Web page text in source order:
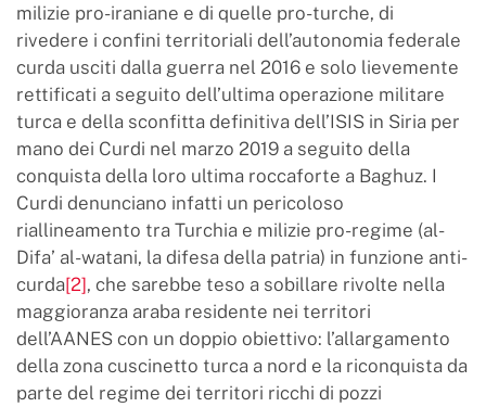
milizie pro-iraniane e di quelle pro-turche, di
rivedere i confini territoriali dell’autonomia federale
curda usciti dalla guerra nel 2016 e solo lievemente
rettificati a seguito dell’ultima operazione militare
turca e della sconfitta definitiva dell’ISIS in Siria per
mano dei Curdi nel marzo 2019 a seguito della
conquista della loro ultima roccaforte a Baghuz. I
Curdi denunciano infatti un pericoloso
riallineamento tra Turchia e milizie pro-regime (al-
Difa’ al-watani, la difesa della patria) in funzione anti-
curda[2], che sarebbe teso a sobillare rivolte nella
maggioranza araba residente nei territori
dell’AANES con un doppio obiettivo: l’allargamento
della zona cuscinetto turca a nord e la riconquista da
parte del regime dei territori ricchi di pozzi